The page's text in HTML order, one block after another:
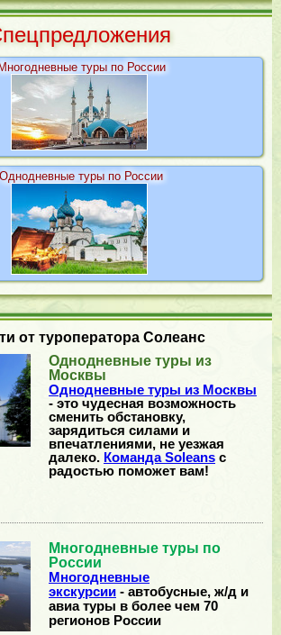
Многодневные туры по России
Однодневные туры по России
от туроператора Солеанс
Однодневные туры из
Москвы
Однодневные туры из Москвы
- это чудесная возможность
сменить обстановку,
зарядиться силами и
впечатлениями, не уезжая
далеко. Команда Soleans с
радостью поможет вам!
Многодневные туры по
России
Многодневные
экскурсии - автобусные, ж/д и
авиа туры в более чем 70
регионов России